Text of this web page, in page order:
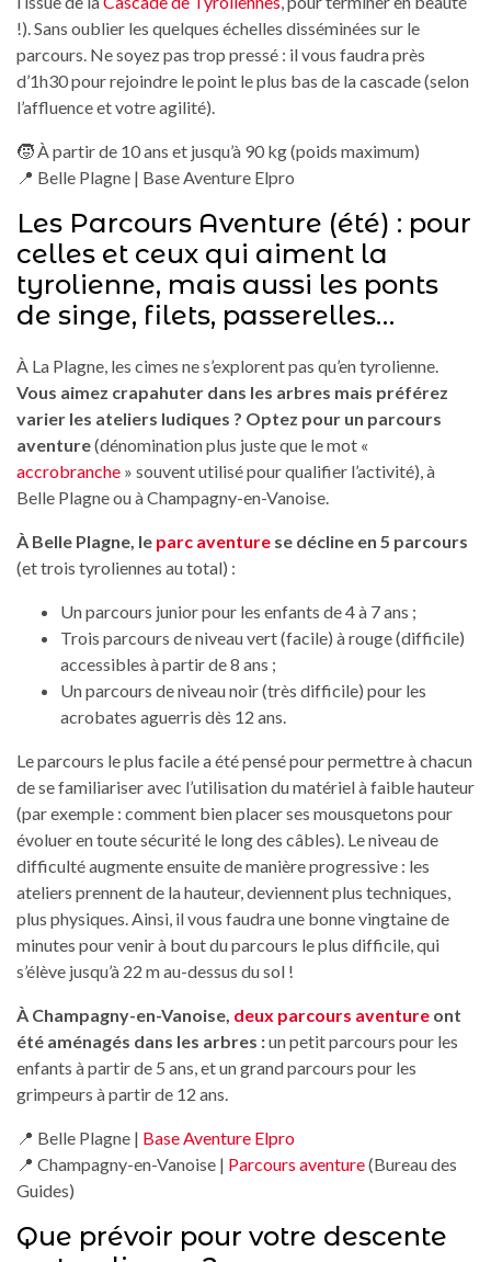
!). Sans oublier les quelques échelles disséminées sur le
parcours. Ne soyez pas trop pressé : il vous faudra près
d’1h30 pour rejoindre le point le plus bas de la cascade (selon
l’affluence et votre agilité).
🧒 À partir de 10 ans et jusqu’à 90 kg (poids maximum)
📍 Belle Plagne | Base Aventure Elpro
Les Parcours Aventure (été) : pour
celles et ceux qui aiment la
tyrolienne, mais aussi les ponts
de singe, filets, passerelles…
À La Plagne, les cimes ne s’explorent pas qu’en tyrolienne.
Vous aimez crapahuter dans les arbres mais préférez
varier les ateliers ludiques ? Optez pour un parcours
aventure(dénomination plus juste que le mot «
accrobranche » souvent utilisé pour qualifier l’activité), à
Belle Plagne ou à Champagny-en-Vanoise.
À Belle Plagne, le parc aventure se décline en 5 parcours
(et trois tyroliennes au total) :
Un parcours junior pour les enfants de 4 à 7 ans ;
Trois parcours de niveau vert (facile) à rouge (difficile)
accessibles à partir de 8 ans ;
Un parcours de niveau noir (très difficile) pour les
acrobates aguerris dès 12 ans.
Le parcours le plus facile a été pensé pour permettre à chacun
de se familiariser avec l’utilisation du matériel à faible hauteur
(par exemple : comment bien placer ses mousquetons pour
évoluer en toute sécurité le long des câbles). Le niveau de
difficulté augmente ensuite de manière progressive : les
ateliers prennent de la hauteur, deviennent plus techniques,
plus physiques. Ainsi, il vous faudra une bonne vingtaine de
minutes pour venir à bout du parcours le plus difficile, qui
s’élève jusqu’à 22 m au-dessus du sol !
À Champagny-en-Vanoise, deux parcours aventure ont
été aménagés dans les arbres :un petit parcours pour les
enfants à partir de 5 ans, et un grand parcours pour les
grimpeurs à partir de 12 ans.
📍 Belle Plagne | Base Aventure Elpro
📍 Champagny-en-Vanoise | Parcours aventure(Bureau des
Guides)
Que prévoir pour votre descente